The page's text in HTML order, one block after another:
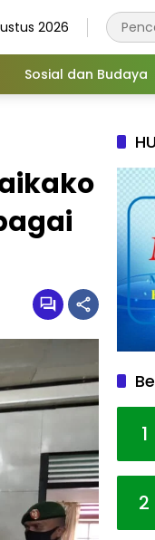
2026
Sosial dan Budaya
1
2